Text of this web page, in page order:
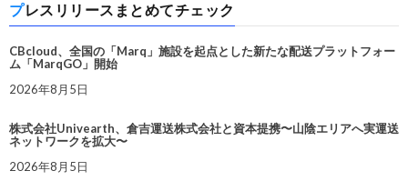
プレスリリースまとめてチェック
CBcloud、全国の「Marq」施設を起点とした新たな配送プラットフォー
ム「MarqGO」開始
2026年8月5日
株式会社Univearth、倉吉運送株式会社と資本提携〜山陰エリアへ実運送
ネットワークを拡大〜
2026年8月5日